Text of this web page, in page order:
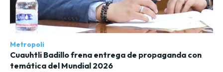
Metropoli
Cuauhtli Badillo frena entrega de propaganda con
temática del Mundial 2026